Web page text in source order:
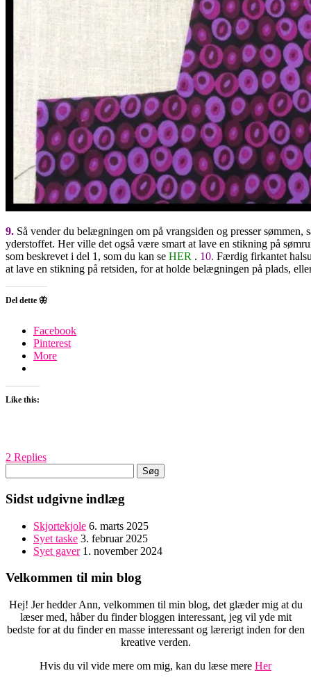
9. Så vender du belægningen om på vrangsiden og presser sømmen,
yderstoffet. Her ville det også være smart at lave en stikning på
som beskrevet i del 1, som du kan se HER . 10. Færdig firkantet
at lave en stikning på retsiden, for at holde belægningen på plads,
Del dette 🦋
Facebook
Pinterest
More
Like this:
2 Replies
efter:
Sidst udgivne indlæg
Skjortekjole 6. marts 2025
Syet taske 3. februar 2025
Syet gaver 1. november 2024
Velkommen til min blog
Hej! Jer hedder Ann, velkommen til min blog, det glæder mig at du
læser med, håber du finder bloggen interessant, jeg vil yde mit
bedste for at du finder en masse interessant og lærerigt inden for den
kreative verden.
Hvis du vil vide mere om mig, kan du læse mere Her